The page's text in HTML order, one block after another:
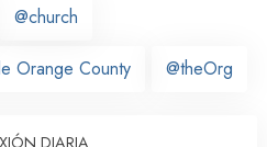
@church
Orange County @theOrg
DIARIA